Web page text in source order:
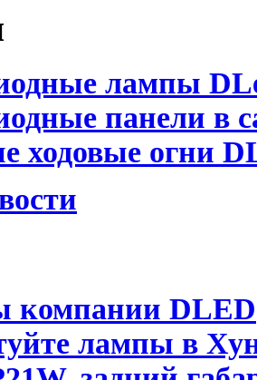
лампы
панели в
ходовые огни
компании DLED
лампы в